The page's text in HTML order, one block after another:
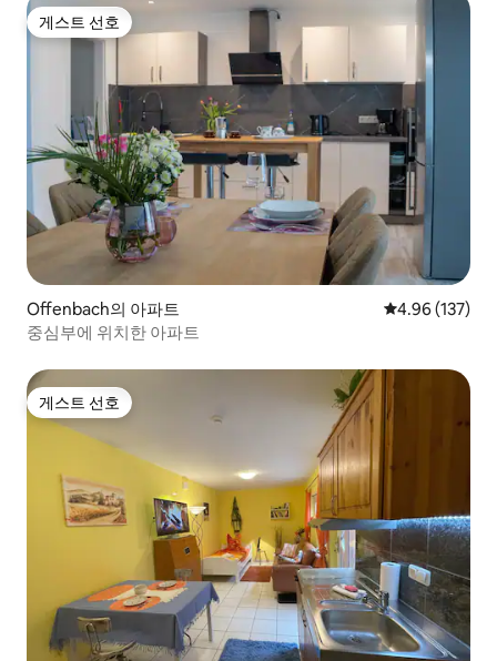
게스트 선호
게스트 선호
Offenbach의 아파트 평점 4.96점(5
4.96 (137)
중심부에 위치한 아파트
게스트 선호
게스트 선호